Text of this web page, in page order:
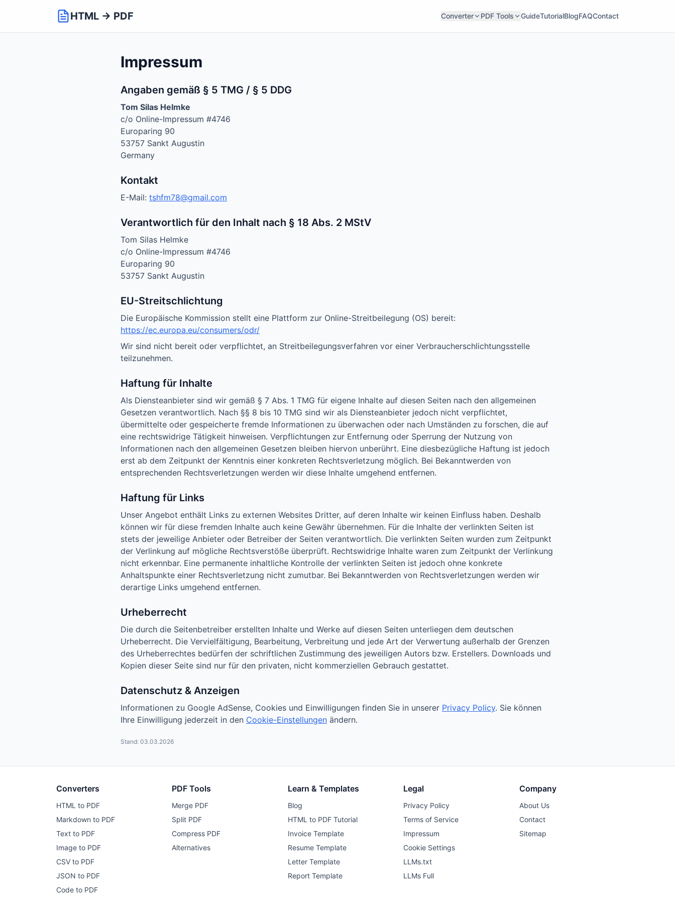
HTML → PDF Converter PDF Tools GuideTutorialBlogFAQContact
Impressum
Angaben gemäß § 5 TMG / § 5 DDG
Tom Silas Helmke
c/o Online-Impressum #4746
Europaring 90
53757 Sankt Augustin
Germany
Kontakt
E-Mail: tshfm78@gmail.com
Verantwortlich für den Inhalt nach § 18 Abs. 2 MStV
Tom Silas Helmke
c/o Online-Impressum #4746
Europaring 90
53757 Sankt Augustin
EU-Streitschlichtung
Die Europäische Kommission stellt eine Plattform zur Online-Streitbeilegung (OS) bereit:
https://ec.europa.eu/consumers/odr/
Wir sind nicht bereit oder verpflichtet, an Streitbeilegungsverfahren vor einer Verbraucherschlichtungsstelle
teilzunehmen.
Haftung für Inhalte
Als Diensteanbieter sind wir gemäß § 7 Abs. 1 TMG für eigene Inhalte auf diesen Seiten nach den allgemeinen
Gesetzen verantwortlich. Nach §§ 8 bis 10 TMG sind wir als Diensteanbieter jedoch nicht verpflichtet,
übermittelte oder gespeicherte fremde Informationen zu überwachen oder nach Umständen zu forschen, die auf
eine rechtswidrige Tätigkeit hinweisen. Verpflichtungen zur Entfernung oder Sperrung der Nutzung von
Informationen nach den allgemeinen Gesetzen bleiben hiervon unberührt. Eine diesbezügliche Haftung ist jedoch
erst ab dem Zeitpunkt der Kenntnis einer konkreten Rechtsverletzung möglich. Bei Bekanntwerden von
entsprechenden Rechtsverletzungen werden wir diese Inhalte umgehend entfernen.
Haftung für Links
Unser Angebot enthält Links zu externen Websites Dritter, auf deren Inhalte wir keinen Einfluss haben. Deshalb
können wir für diese fremden Inhalte auch keine Gewähr übernehmen. Für die Inhalte der verlinkten Seiten ist
stets der jeweilige Anbieter oder Betreiber der Seiten verantwortlich. Die verlinkten Seiten wurden zum Zeitpunkt
der Verlinkung auf mögliche Rechtsverstöße überprüft. Rechtswidrige Inhalte waren zum Zeitpunkt der Verlinkung
nicht erkennbar. Eine permanente inhaltliche Kontrolle der verlinkten Seiten ist jedoch ohne konkrete
Anhaltspunkte einer Rechtsverletzung nicht zumutbar. Bei Bekanntwerden von Rechtsverletzungen werden wir
derartige Links umgehend entfernen.
Urheberrecht
Die durch die Seitenbetreiber erstellten Inhalte und Werke auf diesen Seiten unterliegen dem deutschen
Urheberrecht. Die Vervielfältigung, Bearbeitung, Verbreitung und jede Art der Verwertung außerhalb der Grenzen
des Urheberrechtes bedürfen der schriftlichen Zustimmung des jeweiligen Autors bzw. Erstellers. Downloads und
Kopien dieser Seite sind nur für den privaten, nicht kommerziellen Gebrauch gestattet.
Datenschutz & Anzeigen
Informationen zu Google AdSense, Cookies und Einwilligungen finden Sie in unserer Privacy Policy. Sie können
Ihre Einwilligung jederzeit in den Cookie-Einstellungen ändern.
Stand: 03.03.2026
Converters
HTML to PDF
Markdown to PDF
Text to PDF
Image to PDF
CSV to PDF
JSON to PDF
Code to PDF
PDF Tools
Merge PDF
Split PDF
Compress PDF
Alternatives
Learn & Templates
Blog
HTML to PDF Tutorial
Invoice Template
Resume Template
Letter Template
Report Template
Legal
Privacy Policy
Terms of Service
Impressum
Cookie Settings
LLMs.txt
LLMs Full
Company
About Us
Contact
Sitemap